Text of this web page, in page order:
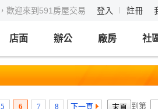
歡迎來到591房屋交易 登入 註冊
店面 辦公 廠房 社
5 6 7 8 下一頁 到第